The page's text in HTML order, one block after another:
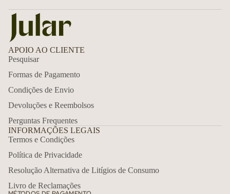
APOIO AO CLIENTE
Pesquisar
Formas de Pagamento
Condições de Envio
Devoluções e Reembolsos
Perguntas Frequentes
INFORMAÇÕES LEGAIS
Termos e Condições
Política de Privacidade
Resolução Alternativa de Litígios de Consumo
Livro de Reclamações
Política de reembolso
Política de privacidade